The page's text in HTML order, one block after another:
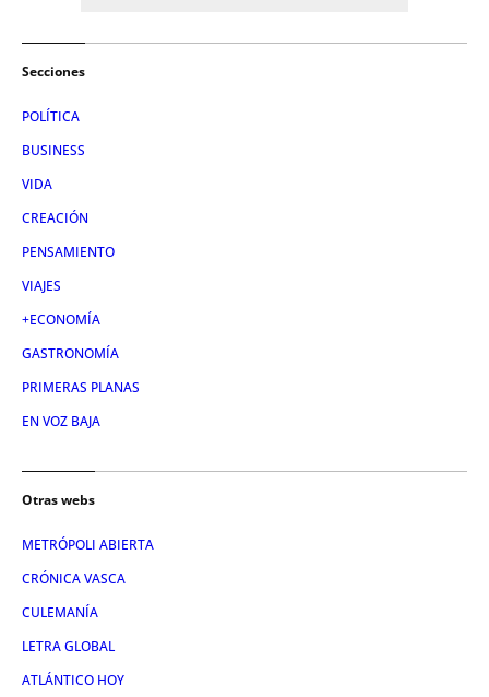
Secciones
POLÍTICA
BUSINESS
VIDA
CREACIÓN
PENSAMIENTO
VIAJES
+ECONOMÍA
GASTRONOMÍA
PRIMERAS PLANAS
EN VOZ BAJA
Otras webs
METRÓPOLI ABIERTA
CRÓNICA VASCA
CULEMANÍA
LETRA GLOBAL
ATLÁNTICO HOY